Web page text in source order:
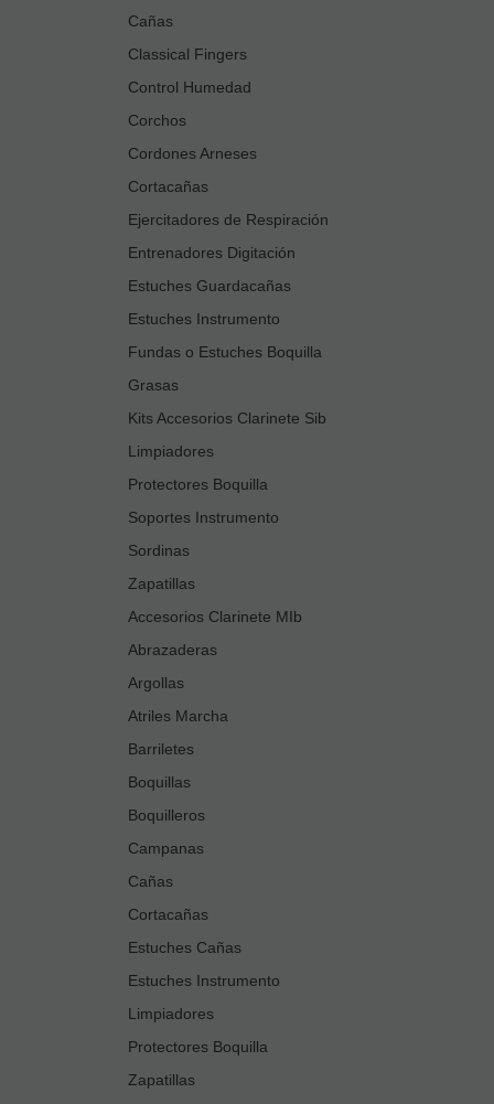
Cañas
Classical Fingers
Control Humedad
Corchos
Cordones Arneses
Cortacañas
Ejercitadores de Respiración
Entrenadores Digitación
Estuches Guardacañas
Estuches Instrumento
Fundas o Estuches Boquilla
Grasas
Kits Accesorios Clarinete Sib
Limpiadores
Protectores Boquilla
Soportes Instrumento
Sordinas
Zapatillas
Accesorios Clarinete MIb
Abrazaderas
Argollas
Atriles Marcha
Barriletes
Boquillas
Boquilleros
Campanas
Cañas
Cortacañas
Estuches Cañas
Estuches Instrumento
Limpiadores
Protectores Boquilla
Zapatillas